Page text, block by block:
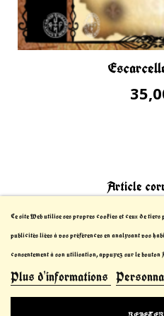
Article
© 2021-2023 Le
Ce site Web utilise ses propres cookies et ceux de
publicités liées à vos préférences en analysant vos
consentement à son utilisation, appuyez sur le bouton
Plus d'informations